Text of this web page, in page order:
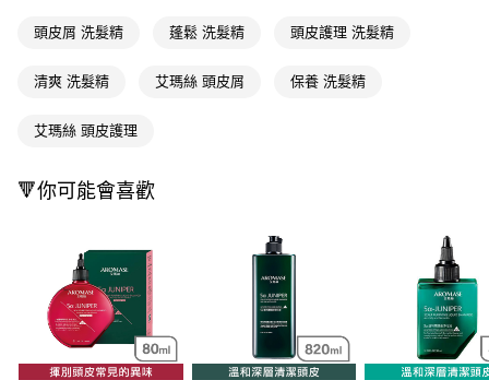
AFTEE先享後付是「在收到商品之後才付款」的支付方式。 讓您購物簡單
便利好安心！
２．便利：只要手機號碼，簡訊認證，即可結帳。
【「AFTEE先享後付」結帳流程】
結帳頁面，進行簡訊認證並確認金額後，即可完成結帳。
２．訂單成立數日內，您將收到繳費通知簡訊。
ATM／網路銀行／等多元方式進行付款，方視為交易完成。
※ 請注意：結帳手續完成當下不需立刻繳費，但若您需要取消訂單，請聯絡
購買商品的店家。未經商家同意取消之訂單仍視為有效，需透過AFTEE先享
後付繳納相關費用。
※ 交易是否成功請以「AFTEE先享後付 」之結帳頁面顯示為準，若有關於
是否繳費成功／繳費後需取消欲退款等相關疑問，請聯繫「AFTEE先享後付
https://netprotections.freshdesk.com/support/home
運送方式
每筆NT$65，滿NT$390(含以上)免運費
付款後全家取貨
萊爾富取貨付款
每筆NT$65，滿NT$490(含以上)免運費
付款後萊爾富取貨
每筆NT$65，滿NT$490(含以上)免運費
頭皮屑 洗髮精 蓬鬆 洗髮精 頭皮護理 洗髮精
清爽 洗髮精 艾瑪絲 頭皮屑 保養 洗髮精
艾瑪絲 頭皮護理
🔻你可能會喜歡